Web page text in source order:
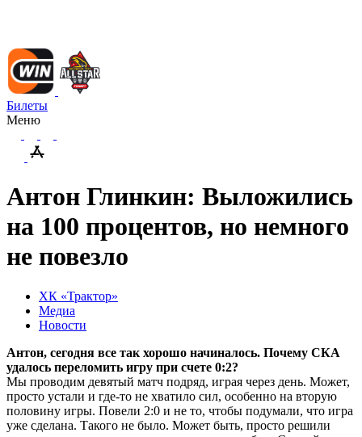
Билеты
Меню
Антон Глинкин: Выложились
на 100 процентов, но немного
не повезло
ХК «Трактор»
Медиа
Новости
Антон, сегодня все так хорошо начиналось. Почему СКА
удалось переломить игру при счете 0:2?
Мы проводим девятый матч подряд, играя через день. Может,
просто устали и где-то не хватило сил, особенно на вторую
половину игры. Повели 2:0 и не то, чтобы подумали, что игра
уже сделана. Такого не было. Может быть, просто решили